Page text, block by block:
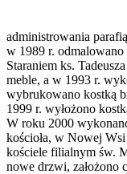
administrowania
w 1989 r. odmalowano
Staraniem ks.
meble, a w 1993 r.
wybrukowano kostką
1999 r. wyłożono
W roku 2000
kościoła, w Nowej
kościele filialnym św.
nowe drzwi, założono